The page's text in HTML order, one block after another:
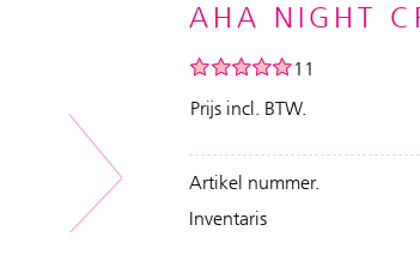
Next
AHA NIGHT
11
Prijs incl. BTW.
Artikel nummer.
Inventaris